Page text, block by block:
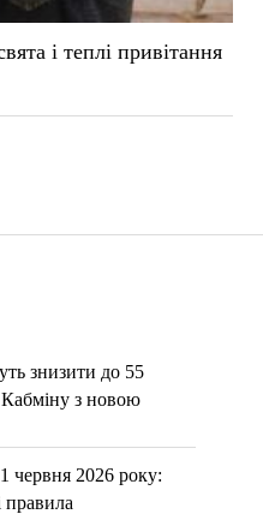
знизити до 55
Кабміну з новою
червня 2026 року:
правила
і теплі привітання